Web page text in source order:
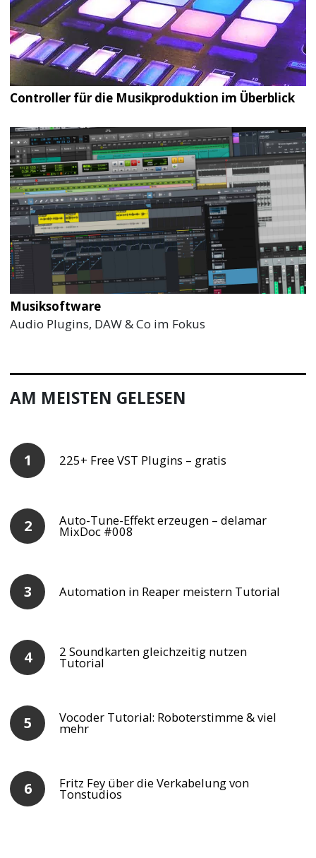
Controller für die Musikproduktion im Überblick
Musiksoftware
Audio Plugins, DAW & Co im Fokus
AM MEISTEN GELESEN
225+ Free VST Plugins – gratis
Auto-Tune-Effekt erzeugen – delamar
MixDoc #008
Automation in Reaper meistern Tutorial
2 Soundkarten gleichzeitig nutzen
Tutorial
Vocoder Tutorial: Roboterstimme & viel
mehr
Fritz Fey über die Verkabelung von
Tonstudios